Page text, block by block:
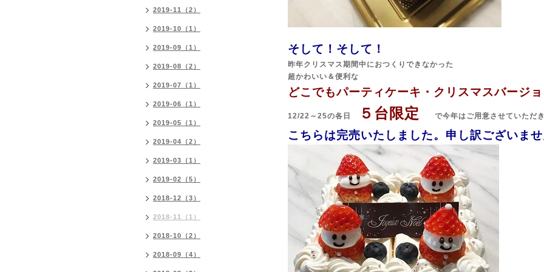
そして！そして！
昨年クリスマス期間中におつくりできなかった
超かわいい＆便利な
どこでもパーティケーキ・クリスマスバージョ
12/22～25の各日 ５台限定 で今年はご用意させていただ
こちらは完売いたしました。申し訳ございませ
2019-11（2）
2019-10（1）
2019-09（1）
2019-08（2）
2019-07（1）
2019-06（1）
2019-05（1）
2019-04（2）
2019-03（1）
2019-02（5）
2018-12（3）
2018-11（1）
2018-10（2）
2018-09（4）